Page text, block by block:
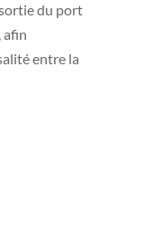
sortie du port
afin
entre la